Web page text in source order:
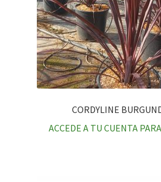
CORDYLINE
ACCEDE A TU CUENTA